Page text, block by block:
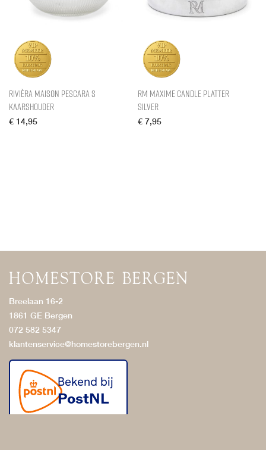
Rivièra Maison Pescara S
Kaarshouder
€ 14,95
RM Maxime Candle Platter
silver
€ 7,95
Breelaan 16-2
1861 GE Bergen
072 582 5347
klantenservice@homestorebergen.nl